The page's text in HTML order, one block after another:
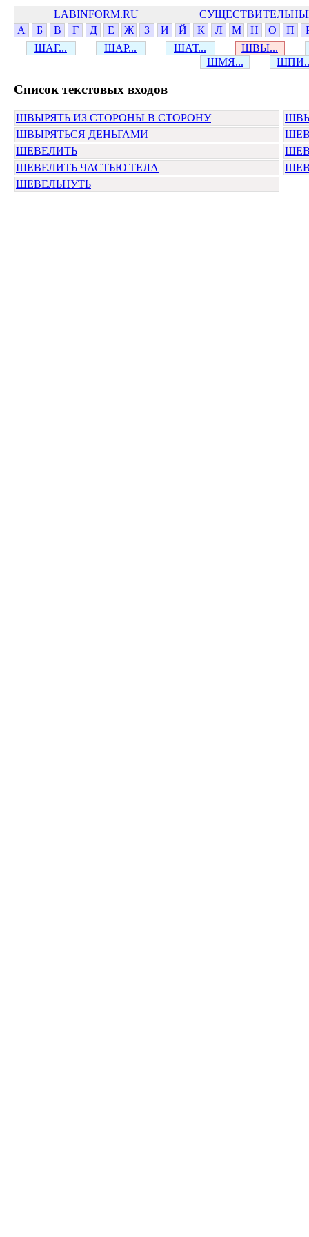
LABINFORM.RU
А
Б В Г Д Е Ж З И Й К Л М Н О П
ШАГ...
ШАР... ШАТ...
ШВЫ...
ШМЯ...
Cписок текстовых входов
ШВЫРЯТЬ ИЗ СТОРОНЫ В СТОРОНУ
ШВЫРЯТЬСЯ ДЕНЬГАМИ
ШЕВЕЛИТЬ
ШЕВЕЛИТЬ ЧАСТЬЮ ТЕЛА
ШЕВЕЛЬНУТЬ